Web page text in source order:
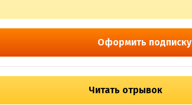
Оформить подписку
Читать отрывок